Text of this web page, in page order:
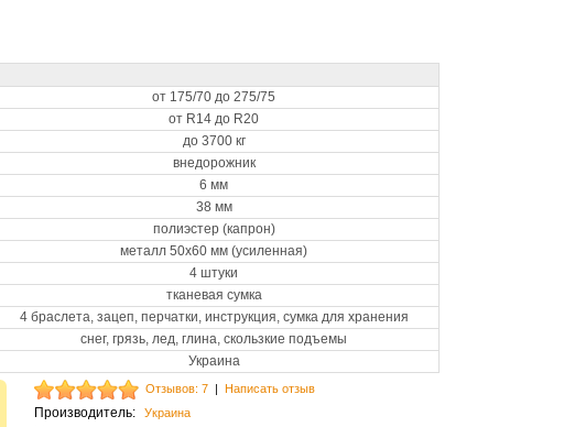
от 175/70 до 275/75
от R14 до R20
до 3700 кг
внедорожник
6 мм
38 мм
полиэстер (капрон)
металл 50х60 мм (усиленная)
4 штуки
тканевая сумка
4 браслета, зацеп, перчатки, инструкция, сумка для хранения
снег, грязь, лед, глина, скользкие подъемы
Украина
Отзывов: 7 |Написать отзыв
Производитель: Украина